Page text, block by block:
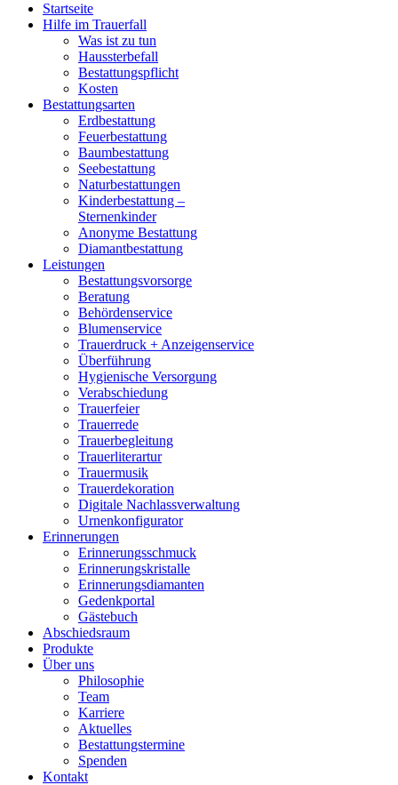
Startseite
Hilfe im Trauerfall
Was ist zu tun
Haussterbefall
Bestattungspflicht
Kosten
Bestattungsarten
Erdbestattung
Feuerbestattung
Baumbestattung
Seebestattung
Naturbestattungen
Kinderbestattung –
Sternenkinder
Anonyme Bestattung
Diamantbestattung
Leistungen
Bestattungsvorsorge
Beratung
Behördenservice
Blumenservice
Trauerdruck + Anzeigenservice
Überführung
Hygienische Versorgung
Verabschiedung
Trauerfeier
Trauerrede
Trauerbegleitung
Trauerliterartur
Trauermusik
Trauerdekoration
Digitale Nachlassverwaltung
Urnenkonfigurator
Erinnerungen
Erinnerungsschmuck
Erinnerungskristalle
Erinnerungsdiamanten
Gedenkportal
Gästebuch
Abschiedsraum
Produkte
Über uns
Philosophie
Team
Karriere
Aktuelles
Bestattungstermine
Spenden
Kontakt